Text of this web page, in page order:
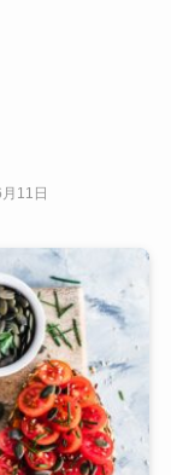
11日